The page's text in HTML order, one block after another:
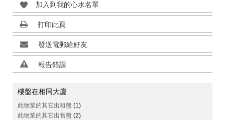
加入到我的心水名單
打印此頁
發送電郵給好友
報告錯誤
樓盤在相同大廈
此物業的其它出租盤 (1)
此物業的其它出售盤 (2)